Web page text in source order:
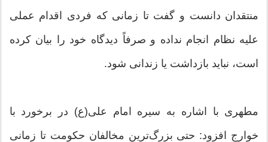
منتقدان دانست و گفت تا زمانی که فردی اقدام عملی
علیه نظام انجام نداده و صرفاً دیدگاه خود را بیان کرده
است، نباید بازداشت یا زندانی شود.
مطهری با اشاره به سیره امام علی(ع) در برخورد با
خوارج افزود: حتی بزرگ‌ترین مخالفان حکومت تا زمانی